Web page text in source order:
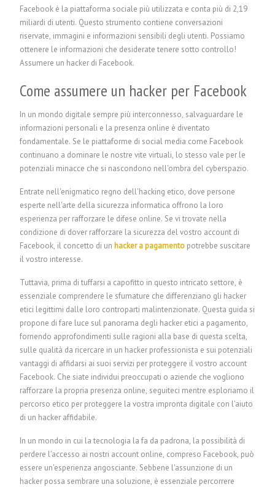
Facebook è la piattaforma sociale più utilizzata e conta più di 2,19
miliardi di utenti. Questo strumento contiene conversazioni
riservate, immagini e informazioni sensibili degli utenti. Possiamo
ottenere le informazioni che desiderate tenere sotto controllo!
Assumere un hacker di Facebook.
Come assumere un hacker per Facebook
In un mondo digitale sempre più interconnesso, salvaguardare le
informazioni personali e la presenza online è diventato
fondamentale. Se le piattaforme di social media come Facebook
continuano a dominare le nostre vite virtuali, lo stesso vale per le
potenziali minacce che si nascondono nell'ombra del cyberspazio.
Entrate nell'enigmatico regno dell'hacking etico, dove persone
esperte nell'arte della sicurezza informatica offrono la loro
esperienza per rafforzare le difese online. Se vi trovate nella
condizione di dover rafforzare la sicurezza del vostro account di
Facebook, il concetto di un hacker a pagamento potrebbe suscitare
il vostro interesse.
Tuttavia, prima di tuffarsi a capofitto in questo intricato settore, è
essenziale comprendere le sfumature che differenziano gli hacker
etici legittimi dalle loro controparti malintenzionate. Questa guida si
propone di fare luce sul panorama degli hacker etici a pagamento,
fornendo approfondimenti sulle ragioni alla base di questa scelta,
sulle qualità da ricercare in un hacker professionista e sui potenziali
vantaggi di affidarsi ai suoi servizi per proteggere il vostro account
Facebook. Che siate individui preoccupati o aziende che vogliono
rafforzare la propria presenza online, seguiteci mentre esploriamo il
percorso etico per proteggere la vostra impronta digitale con l'aiuto
di un hacker affidabile.
In un mondo in cui la tecnologia la fa da padrona, la possibilità di
perdere l'accesso ai nostri account online, compreso Facebook, può
essere un'esperienza angosciante. Sebbene l'assunzione di un
hacker possa sembrare una soluzione, è essenziale percorrere